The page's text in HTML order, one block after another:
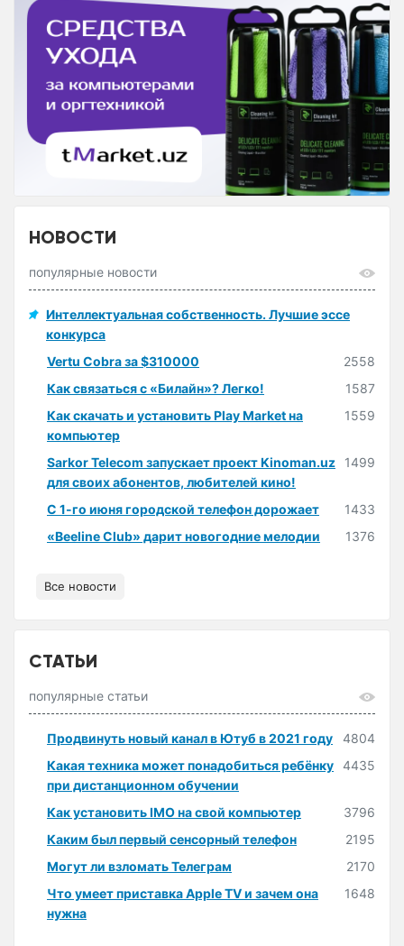
НОВОСТИ
популярные новости
Интеллектуальная собственность. Лучшие эссе
конкурса
Vertu Cobra за $310000
2558
Как связаться с «Билайн»? Легко!
1587
Как скачать и установить Play Market на
компьютер
1559
Sarkor Telecom запускает проект Kinoman.uz
для своих абонентов, любителей кино!
1499
С 1-го июня городской телефон дорожает
1433
«Beeline Club» дарит новогодние мелодии
1376
Все новости
СТАТЬИ
популярные статьи
Продвинуть новый канал в Ютуб в 2021 году
4804
Какая техника может понадобиться ребёнку
при дистанционном обучении
4435
Как установить IMO на свой компьютер
3796
Каким был первый сенсорный телефон
2195
Могут ли взломать Телеграм
2170
Что умеет приставка Apple TV и зачем она
нужна
1648